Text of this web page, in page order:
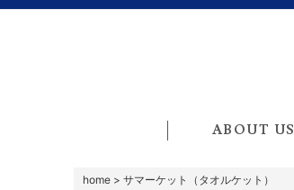
ABOUT US
home > サマーケット（タオルケット）